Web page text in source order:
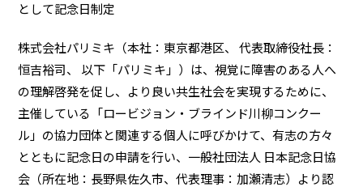
株式会社パリミキ（本社：東京都港区、 代表取締役社長：
恒吉裕司、 以下「パリミキ」）は、視覚に障害のある人へ
の理解啓発を促し、より良い共生社会を実現するために、
主催している「ロービジョン・ブラインド川柳コンクー
ル」の協力団体と関連する個人に呼びかけて、有志の方々
とともに記念日の申請を行い、一般社団法人 日本記念日協
会（所在地：長野県佐久市、代表理事：加瀬清志）より認